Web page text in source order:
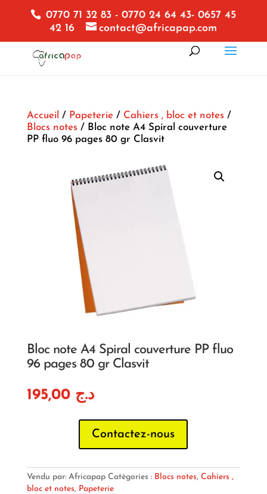
0770 71 32 83 - 0770 24 64 43- 0657 45
42 16
contact@africapap.com
Accueil / Papeterie/ Cahiers , bloc et notes/
Blocs notes/ Bloc note A4 Spiral couverture
PP fluo 96 pages 80 gr Clasvit
Bloc note A4 Spiral couverture PP fluo
96 pages 80 gr Clasvit
د.ج 195,00
Contactez-nous
Vendu par: Africapap Catégories : Blocs notes, Cahiers ,
bloc et notes, Papeterie